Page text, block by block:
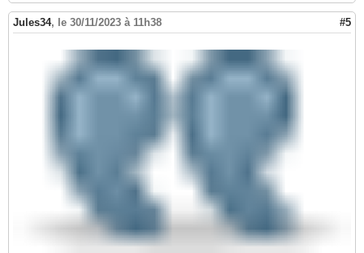
Jules34, le 30/11/2023 à 11h38 #5